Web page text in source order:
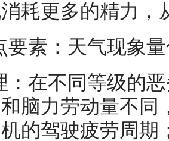
耗更多的精力，
要素：天气现象
：在不同等级的
脑力劳动量不同
的驾驶疲劳周期